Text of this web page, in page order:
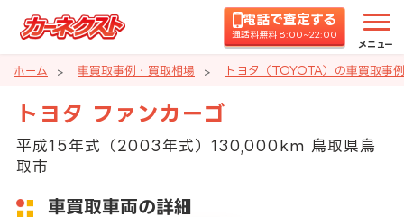
電話で査定する
通話料無料 8:00~22:00
メニュー
ホーム 車買取事例・買取相場 トヨタ（TOYOTA）の車買取事
トヨタ ファンカーゴ
平成15年式（2003年式）130,000km 鳥取県鳥
取市
車買取車両の詳細